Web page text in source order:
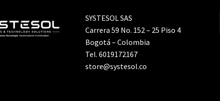
SYSTESOL SAS
Carrera 59 No. 152 – 25 Piso 4
Bogotá – Colombia
Tel. 6019172167
store@systesol.co